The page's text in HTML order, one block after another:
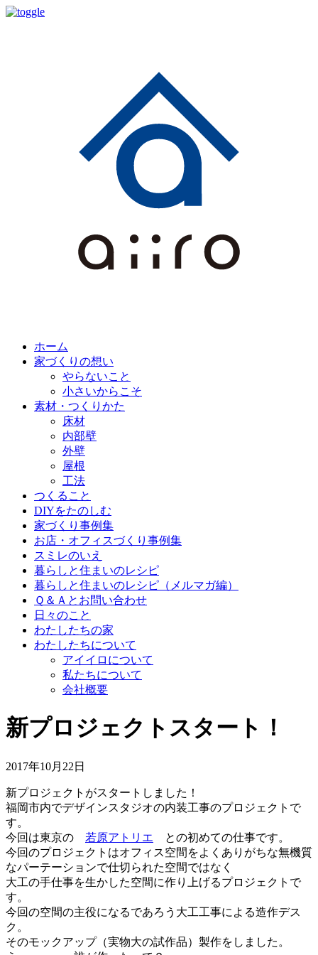
ホーム
家づくりの想い
やらないこと
小さいからこそ
素材・つくりかた
床材
内部壁
外壁
屋根
工法
つくること
DIYをたのしむ
家づくり事例集
お店・オフィスづくり事例集
スミレのいえ
暮らしと住まいのレシピ
暮らしと住まいのレシピ（メルマガ編）
Ｑ＆Ａとお問い合わせ
日々のこと
わたしたちの家
わたしたちについて
アイイロについて
私たちについて
会社概要
新プロジェクトスタート！
2017年10月22日
新プロジェクトがスタートしました！
福岡市内でデザインスタジオの内装工事のプロジェクトで
す。
今回は東京の 若原アトリエ との初めての仕事です。
今回のプロジェクトはオフィス空間をよくありがちな無機質
なパーテーションで仕切られた空間ではなく
大工の手仕事を生かした空間に作り上げるプロジェクトで
す。
今回の空間の主役になるであろう大工工事による造作デス
ク。
そのモックアップ（実物大の試作品）製作をしました。